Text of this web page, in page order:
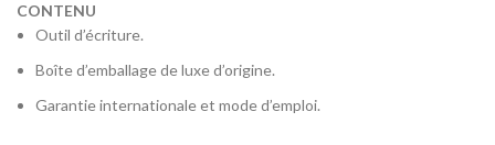
CONTENU
Outil d’écriture.
Boîte d’emballage de luxe d’origine.
Garantie internationale et mode d’emploi.